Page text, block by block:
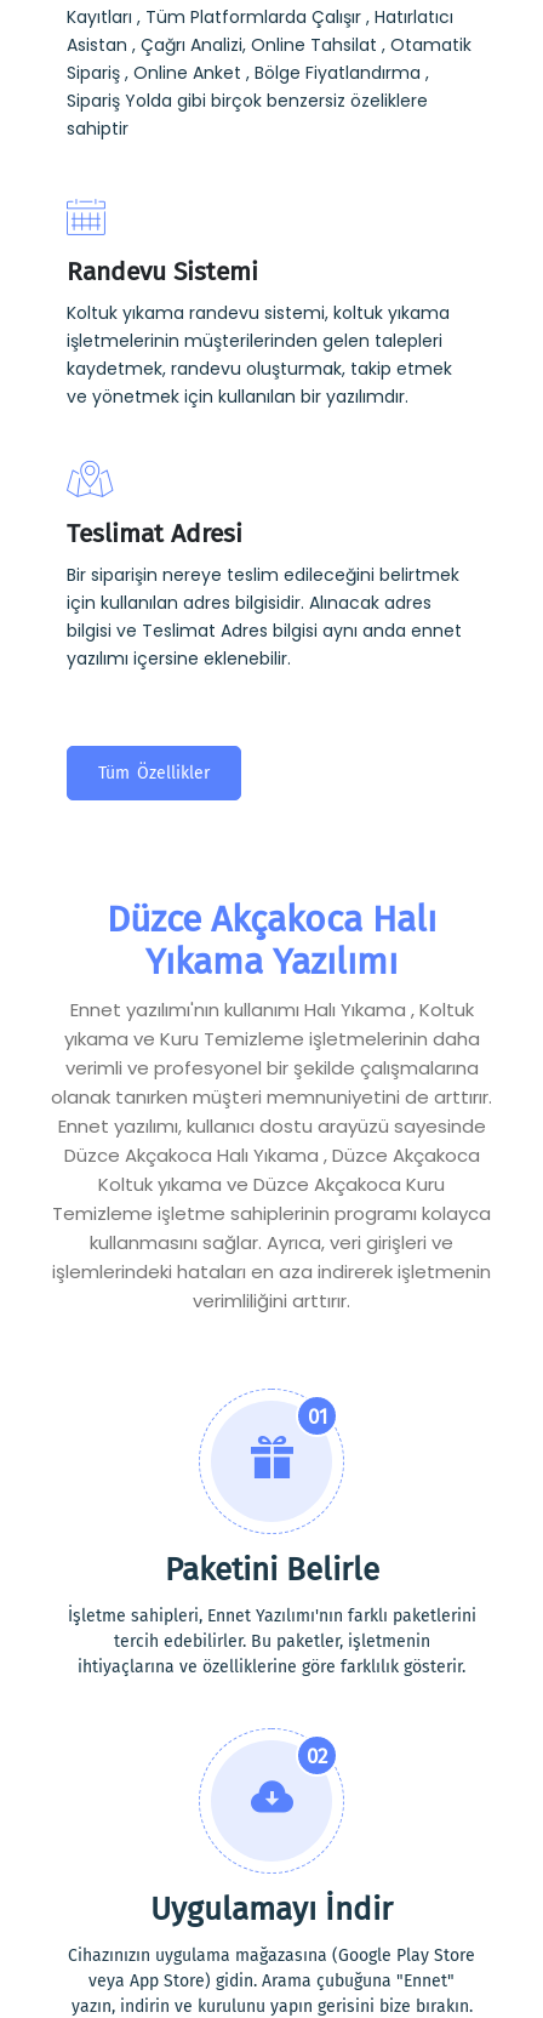
Kayıtları , Tüm Platformlarda Çalışır , Hatırlatıcı
Asistan , Çağrı Analizi, Online Tahsilat , Otamatik
Sipariş , Online Anket , Bölge Fiyatlandırma ,
Sipariş Yolda gibi birçok benzersiz özeliklere
sahiptir
Randevu Sistemi
Koltuk yıkama randevu sistemi, koltuk yıkama
işletmelerinin müşterilerinden gelen talepleri
kaydetmek, randevu oluşturmak, takip etmek
ve yönetmek için kullanılan bir yazılımdır.
Teslimat Adresi
Bir siparişin nereye teslim edileceğini belirtmek
için kullanılan adres bilgisidir. Alınacak adres
bilgisi ve Teslimat Adres bilgisi aynı anda ennet
yazılımı içersine eklenebilir.
Tüm Özellikler
Düzce Akçakoca Halı
Yıkama Yazılımı
Ennet yazılımı'nın kullanımı Halı Yıkama , Koltuk
yıkama ve Kuru Temizleme işletmelerinin daha
verimli ve profesyonel bir şekilde çalışmalarına
olanak tanırken müşteri memnuniyetini de arttırır.
Ennet yazılımı, kullanıcı dostu arayüzü sayesinde
Düzce Akçakoca Halı Yıkama , Düzce Akçakoca
Koltuk yıkama ve Düzce Akçakoca Kuru
Temizleme işletme sahiplerinin programı kolayca
kullanmasını sağlar. Ayrıca, veri girişleri ve
işlemlerindeki hataları en aza indirerek işletmenin
verimliliğini arttırır.
01
Paketini Belirle
İşletme sahipleri, Ennet Yazılımı'nın farklı paketlerini
tercih edebilirler. Bu paketler, işletmenin
ihtiyaçlarına ve özelliklerine göre farklılık gösterir.
02
Uygulamayı İndir
Cihazınızın uygulama mağazasına (Google Play Store
veya App Store) gidin. Arama çubuğuna "Ennet"
yazın, indirin ve kurulunu yapın gerisini bize bırakın.